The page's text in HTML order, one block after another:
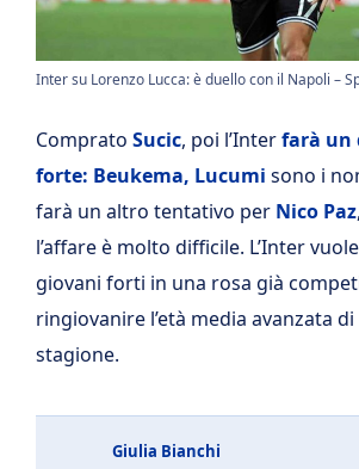
Inter su Lorenzo Lucca: è duello con il Napoli –
Comprato Sucic, poi l’Interfarà un
forte: Beukema, Lucumi sono i
farà un altro tentativo per Nico Paz
l’affare è molto difficile. L’Inter
giovani forti in una rosa già
ringiovanire l’età media avanzata
stagione.
Giulia Bianchi